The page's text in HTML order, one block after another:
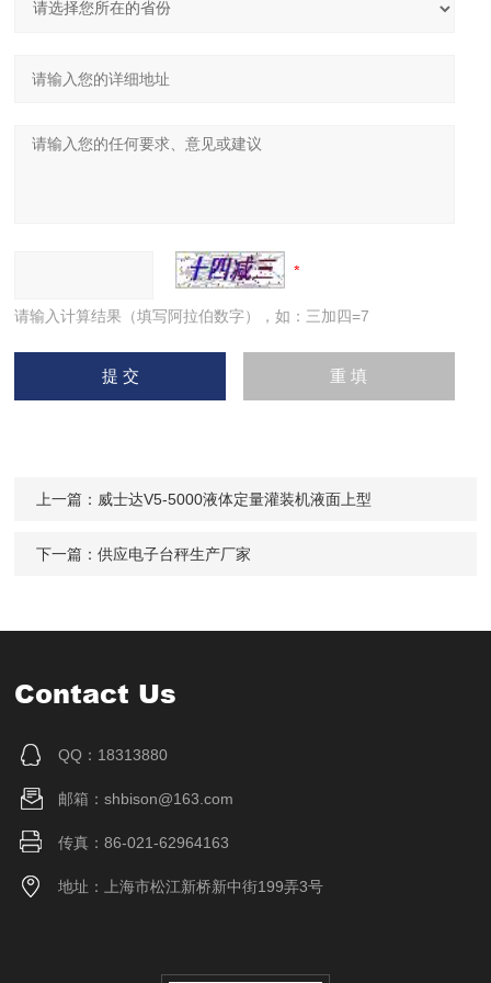
请输入计算结果（填写阿拉伯数字），如：三加四=7
上一篇： 威士达V5-5000液体定量灌装机液面上型
下一篇：供应电子台秤生产厂家
Contact Us
QQ：18313880
邮箱：shbison@163.com
传真：86-021-62964163
地址：上海市松江新桥新中街199弄3号